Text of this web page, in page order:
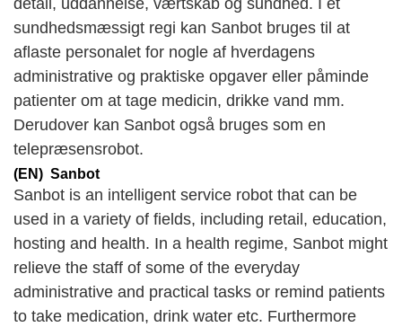
detail, uddannelse, værtskab og sundhed. I et
sundhedsmæssigt regi kan Sanbot bruges til at
aflaste personalet for nogle af hverdagens
administrative og praktiske opgaver eller påminde
patienter om at tage medicin, drikke vand mm.
Derudover kan Sanbot også bruges som en
telepræsensrobot.
(EN) Sanbot
Sanbot is an intelligent service robot that can be
used in a variety of fields, including retail, education,
hosting and health. In a health regime, Sanbot might
relieve the staff of some of the everyday
administrative and practical tasks or remind patients
to take medication, drink water etc. Furthermore